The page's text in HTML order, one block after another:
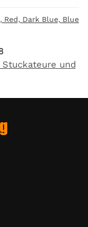
Red, Dark Blue, Blue
und